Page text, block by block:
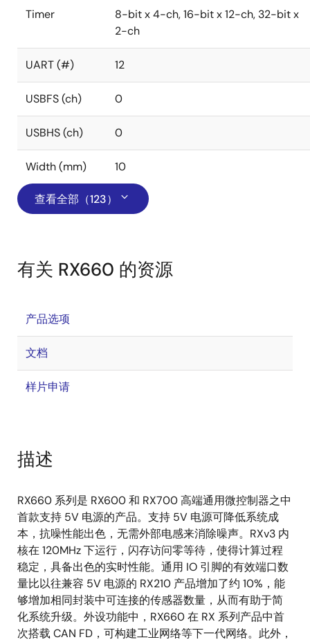
Timer
8-bit x 4-ch, 16-bit x 12-ch, 32-bit x
2-ch
UART (#) 12
USBFS (ch) 0
USBHS (ch) 0
Width (mm) 10
查看全部（123）
有关 RX660 的资源
产品选项
文档
样片申请
描述
RX660 系列是 RX600 和 RX700 高端通用微控制器之中
首款支持 5V 电源的产品。支持 5V 电源可降低系统成
本，抗噪性能出色，无需外部电感来消除噪声。RXv3 内
核在 120MHz 下运行，闪存访问零等待，使得计算过程
稳定，具备出色的实时性能。通用 IO 引脚的有效端口数
量比以往兼容 5V 电源的 RX210 产品增加了约 10%，能
够增加相同封装中可连接的传感器数量，从而有助于简
化系统升级。外设功能中，RX660 在 RX 系列产品中首
次搭载 CAN FD，可构建工业网络等下一代网络。此外，